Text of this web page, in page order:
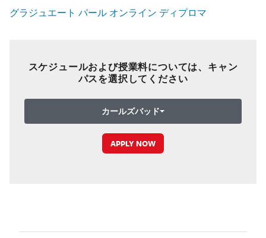
グラジュエート パール オンライン ディプロマ
スケジュールおよび授業料については、キャン
パスを選択してください
カールズバッド
APPLY NOW